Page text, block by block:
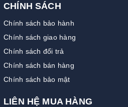
CHÍNH SÁCH
Chính sách bảo hành
Chính sách giao hàng
Chính sách đổi trả
Chính sách bán hàng
Chính sách bảo mật
LIÊN HỆ MUA HÀNG